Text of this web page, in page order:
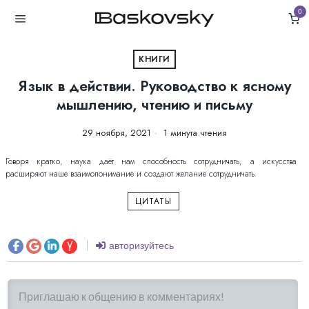
0
КНИГИ
Язык в действии. Руководство к ясному
мышлению, чтению и письму
29 ноября, 2021 1 минута чтения
Говоря кратко, наука даёт нам способность сотрудничать, а искусства
расширяют наше взаимопонимание и создают желание сотрудничать.
ЦИТАТЫ
авторизуйтесь